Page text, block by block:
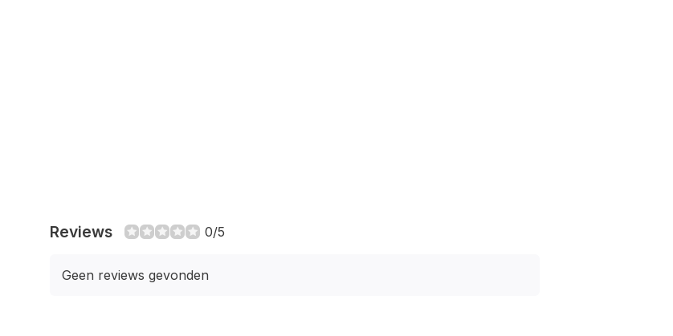
Reviews 0/5
Geen reviews gevonden